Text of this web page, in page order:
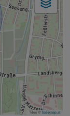
Tiles ©basemap.at